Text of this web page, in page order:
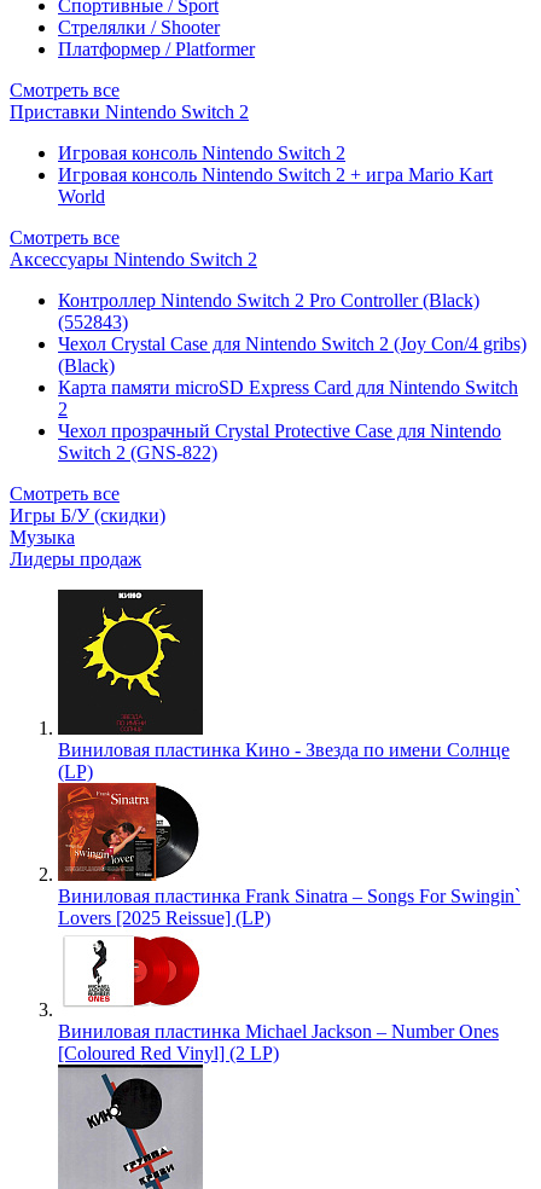
Спортивные / Sport
Стрелялки / Shooter
Платформер / Platformer
Смотреть все
Приставки Nintendo Switch 2
Игровая консоль Nintendo Switch 2
Игровая консоль Nintendo Switch 2 + игра Mario Kart
World
Смотреть все
Аксессуары Nintendo Switch 2
Контроллер Nintendo Switch 2 Pro Controller (Black)
(552843)
Чехол Сrystal Сase для Nintendo Switch 2 (Joy Con/4 gribs)
(Black)
Карта памяти microSD Express Card для Nintendo Switch
2
Чехол прозрачный Crystal Protective Case для Nintendo
Switch 2 (GNS-822)
Смотреть все
Игры Б/У (скидки)
Музыка
Лидеры продаж
Виниловая пластинка Кино - Звезда по имени Солнце
(LP)
Виниловая пластинка Frank Sinatra – Songs For Swingin`
Lovers [2025 Reissue] (LP)
Виниловая пластинка Michael Jackson – Number Ones
[Coloured Red Vinyl] (2 LP)